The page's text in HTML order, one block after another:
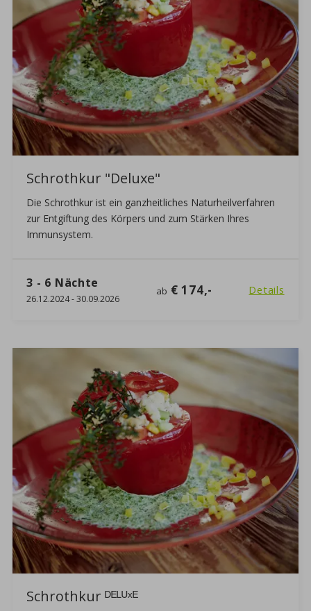
Schrothkur "Deluxe"
Die Schrothkur ist ein ganzheitliches Naturheilverfahren
zur Entgiftung des Körpers und zum Stärken Ihres
Immunsystem.
3 - 6 Nächte
26.12.2024-30.09.2026
ab € 174,- Details
Schrothkur ᴰᴱᴸᵁˣᴱ